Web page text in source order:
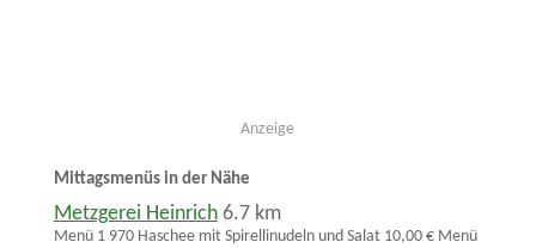
Anzeige
Mittagsmenüs in der Nähe
Metzgerei Heinrich 6.7 km
Menü 1 970 Haschee mit Spirellinudeln und Salat 10,00 € Menü